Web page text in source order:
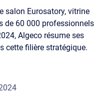
salon Eurosatory, vitrine
de 60 000 professionnels
Algeco résume ses
cette filière stratégique.